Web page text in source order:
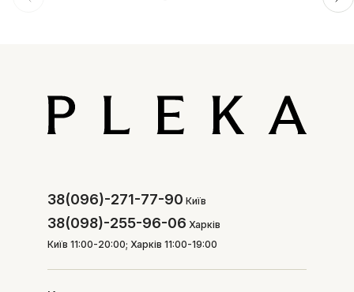
38(096)-271-77-90 Київ
38(098)-255-96-06 Харків
Київ 11:00-20:00; Харків 11:00-19:00